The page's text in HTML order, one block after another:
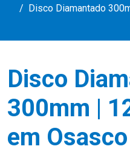
Disco Diamantado
Disco
300mm |
em Osasco